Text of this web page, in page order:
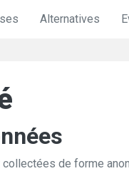
Alternatives
de forme